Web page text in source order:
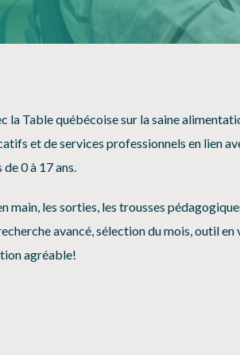
SÉCURITÉ,
SPORT
la Table québécoise sur la saine
et de services professionnels en lien
0 à 17 ans.
main, les sorties, les trousses
avancé, sélection du mois, outil
agréable!